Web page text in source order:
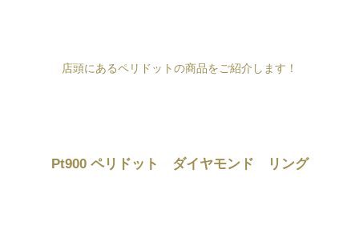
店頭にあるペリドットの商品をご紹介します！
Pt900 ペリドット ダイヤモンド リング